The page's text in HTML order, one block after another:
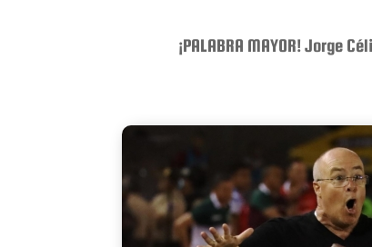
¡PALABRA MAYOR! Jorge